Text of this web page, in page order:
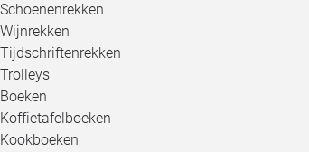
Schoenenrekken
Wijnrekken
Tijdschriftenrekken
Trolleys
Boeken
Koffietafelboeken
Kookboeken